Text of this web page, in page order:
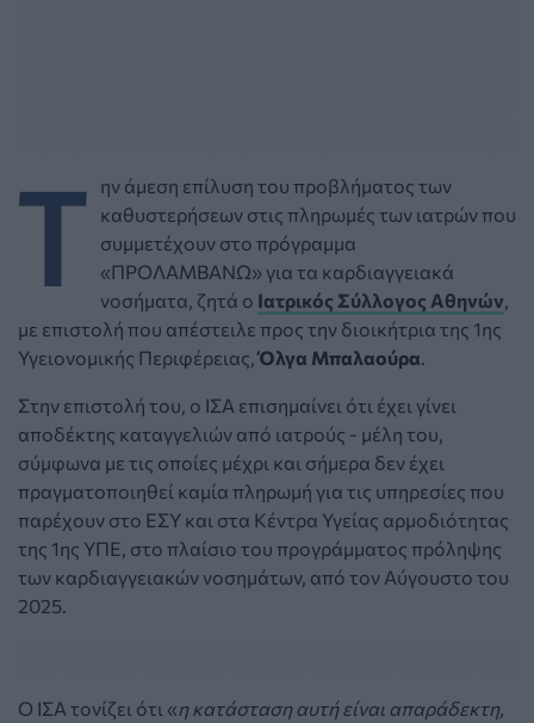
Τ
ην άμεση επίλυση του προβλήματος των
καθυστερήσεων στις πληρωμές των ιατρών που
συμμετέχουν στο πρόγραμμα
«ΠΡΟΛΑΜΒΑΝΩ» για τα καρδιαγγειακά
νοσήματα, ζητά ο Ιατρικός Σύλλογος Αθηνών
με επιστολή που απέστειλε προς την διοικήτρια της 1ης
Υγειονομικής Περιφέρειας,Όλγα Μπαλαούρα
Στην επιστολή του, ο ΙΣΑ επισημαίνει ότι έχει γίνει
αποδέκτης καταγγελιών από ιατρούς - μέλη του,
σύμφωνα με τις οποίες μέχρι και σήμερα δεν έχει
πραγματοποιηθεί καμία πληρωμή για τις υπηρεσίες που
παρέχουν στο ΕΣΥ και στα Κέντρα Υγείας αρμοδιότητας
της 1ης ΥΠΕ, στο πλαίσιο του προγράμματος πρόληψης
των καρδιαγγειακών νοσημάτων, από τον Αύγουστο του
2025.
Ο ΙΣΑ τονίζει ότι «η κατάσταση αυτή είναι απαράδεκτη,